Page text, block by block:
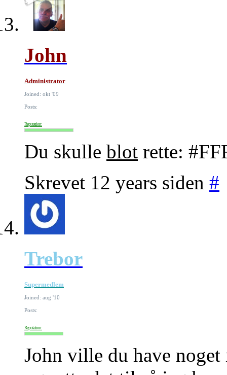
John
Administrator
Joined: okt '09
Posts:
Reputation:
Du skulle blot rette:
Skrevet 12 years siden #
Trebor
Supermedlem
Joined: aug '10
Posts:
Reputation:
John ville du have